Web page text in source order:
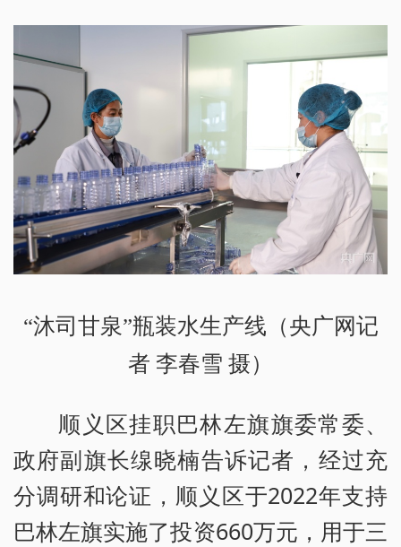
“沐司甘泉”瓶装水生产线（央广网记
者 李春雪 摄）
顺义区挂职巴林左旗旗委常委、
政府副旗长缐晓楠告诉记者，经过充
分调研和论证，顺义区于2022年支持
巴林左旗实施了投资660万元，用于三